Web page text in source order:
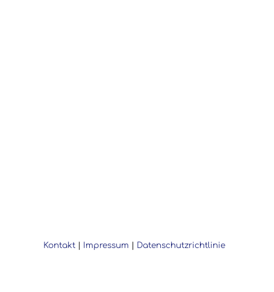
Kontakt Impressum Datenschutzrichtlinie